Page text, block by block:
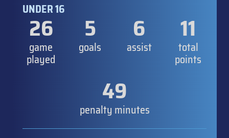
UNDER 16
26
game
played
5
goals
6
assist
11
total
points
49
penalty minutes